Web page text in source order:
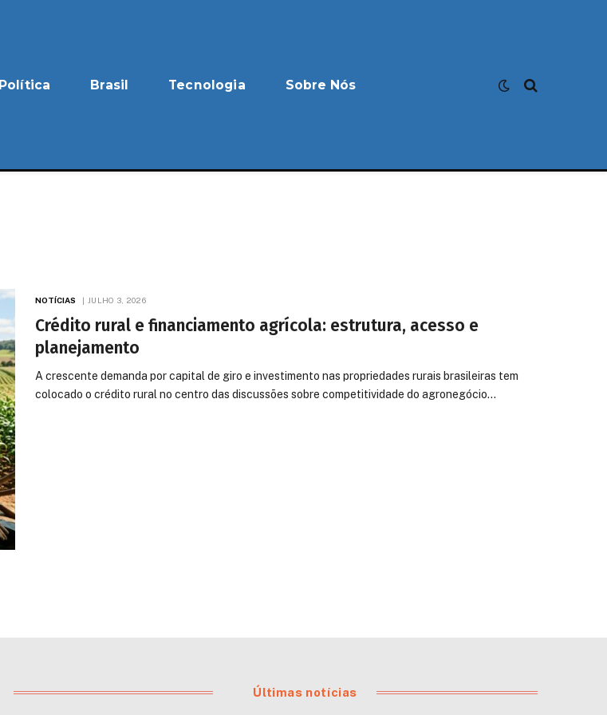
Política Brasil Tecnologia Sobre Nós
NOTÍCIAS JULHO 3, 2026
Crédito rural e financiamento agrícola: estrutura, acesso e
planejamento
A crescente demanda por capital de giro e investimento nas propriedades rurais brasileiras tem
colocado o crédito rural no centro das discussões sobre competitividade do agronegócio…
Últimas notícias